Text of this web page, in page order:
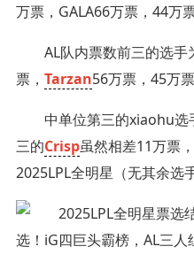
万票，GALA66万票，44万
AL队内票数前三的选
票， Tarzan56万票，45万
中单位第三的xiaohu选
三的Crisp虽然相差11万票
2025LPL全明星（无其余选